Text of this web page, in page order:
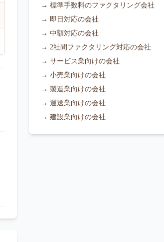
→ 標準手数料のファクタリング会社
→ 即日対応の会社
→ 中額対応の会社
→ 2社間ファクタリング対応の会社
→ サービス業向けの会社
→ 小売業向けの会社
→ 製造業向けの会社
→ 運送業向けの会社
→ 建設業向けの会社